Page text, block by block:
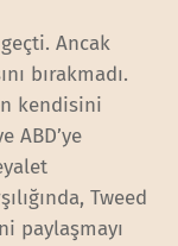
Ancak
bırakmadı.
kendisini
ABD’ye
Tweed
paylaşmayı